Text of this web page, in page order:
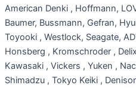
American Denki , Hoffmann,
Baumer, Bussmann, Gefran,
Toyooki , Westlock, Seagate,
Honsberg , Kromschroder ,
Kawasaki , Vickers , Yuken ,
Shimadzu , Tokyo Keiki ,